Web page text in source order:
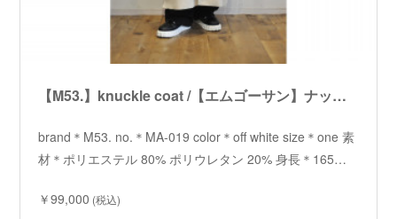
【M53.】knuckle coat /【エムゴーサン】ナックルコート
brand＊M53. no.＊MA-019 color＊off white size＊one 素
材＊ポリエステル 80% ポリウレタン 20% 身長＊165…
￥99,000 (税込)